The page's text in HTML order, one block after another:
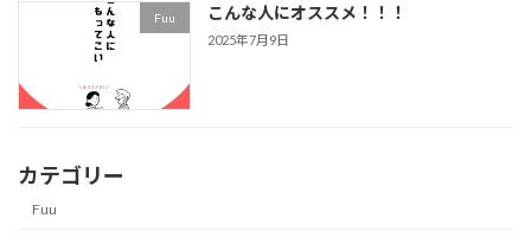
Fuu こんな人にオススメ！！！
2025年7月9日
カテゴリー
Fuu